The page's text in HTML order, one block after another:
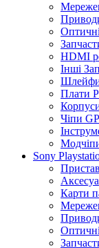
HDMI
Інші
Плати
Чіпи
Sony
Карти